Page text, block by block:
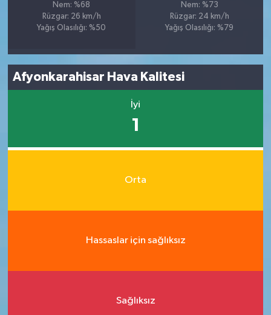
Nem: %68
Rüzgar: 26 km/h
Yağış Olasılığı: %50
Nem: %73
Rüzgar: 24 km/h
Yağış Olasılığı: %79
Afyonkarahisar Hava Kalitesi
İyi
1
Orta
Hassaslar için sağlıksız
Sağlıksız